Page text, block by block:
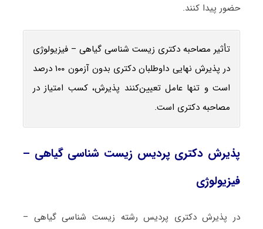
حضور پیدا کنند.
تأثیر مصاحبه دکتری زیست ‌شناسی گیاهی – فیزیولوژی
در پذیرش نهایی داوطلبان دکتری بدون آزمون ۱۰۰ درصد
است و تنها عامل تعیین‌کنند پذیرش، کسب امتیاز در
مصاحبه دکتری است.
پذیرش دکتری پردیس زیست ‌شناسی گیاهی –
فیزیولوژی
در پذیرش دکتری پردیس رشته زیست ‌شناسی گیاهی –